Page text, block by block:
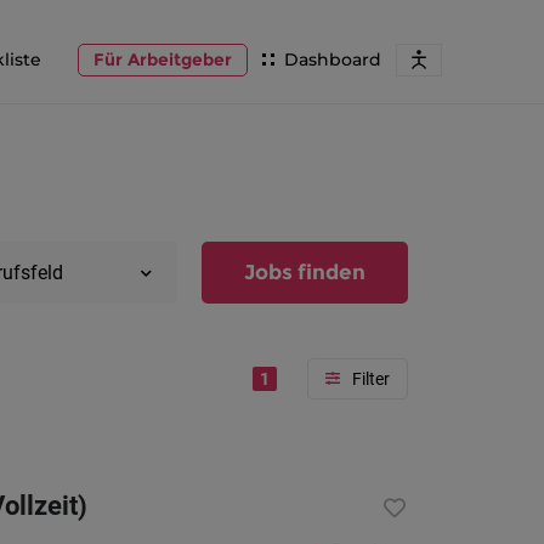
Dashboard
Für Arbeitgeber
Jobs finden
1